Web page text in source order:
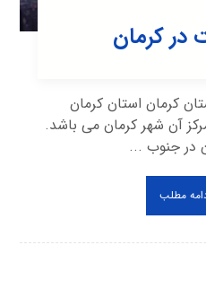
کرمان
کرمان استان کرمان
آن شهر کرمان می باشد.
در جنوب ...
مطلب